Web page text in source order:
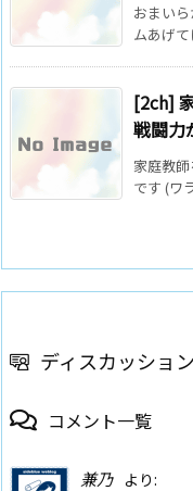
おまい
ムあげ
[2ch]
戦闘力
家庭教
です (ワ
ディスカッション
コメント一覧
兼乃 より: